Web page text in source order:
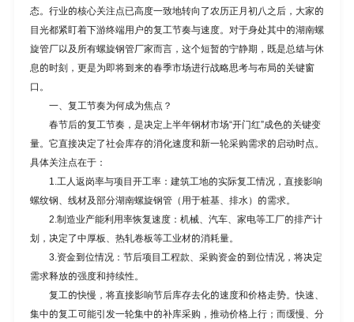
态。行业的核心关注点已高度一致地转向了农历正月初八之后，大家的
目光都紧盯着下游终端用户的复工节奏与速度。对于身处其中的湖南螺
旋管厂以及所有螺旋钢管厂家而言，这个短暂的宁静期，既是总结与休
息的时刻，更是为即将到来的春季市场进行战略思考与布局的关键窗
口。
一、复工节奏为何成为焦点？
春节后的复工节奏，是决定上半年钢材市场“开门红”成色的关键变
量。它直接决定了社会库存的消化速度和新一轮采购需求的启动时点。
具体关注点在于：
1.工人返岗率与项目开工率：建筑工地的实际复工情况，直接影响
螺纹钢、线材及部分湖南螺旋钢管（用于桩基、排水）的需求。
2.制造业产能利用率恢复速度：机械、汽车、家电等工厂的排产计
划，决定了中厚板、热轧卷板等工业材的消耗量。
3.资金到位情况：节后项目工程款、采购资金的到位情况，将决定
需求释放的强度和持续性。
复工的快慢，将直接影响节后库存去化的速度和价格走势。快速、
集中的复工可能引发一轮集中的补库采购，推动价格上行；而缓慢、分